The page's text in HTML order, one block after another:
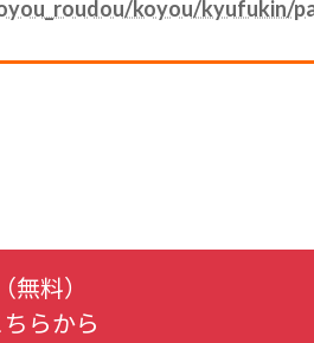
koyou/kyufukin/
無料）
らから